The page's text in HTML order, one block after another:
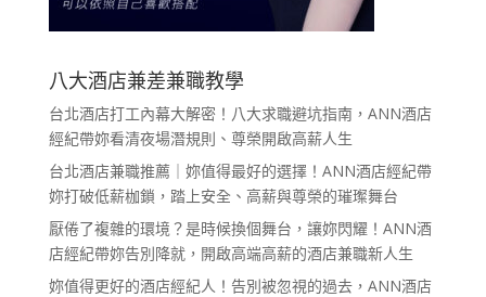
八大酒店兼差兼職教學
台北酒店打工內幕大解密！八大求職避坑指南，ANN酒店
經紀帶妳看清夜場潛規則、尊榮開啟高薪人生
台北酒店兼職推薦｜妳值得最好的選擇！ANN酒店經紀帶
妳打破低薪枷鎖，踏上安全、高薪與尊榮的璀璨舞台
厭倦了複雜的環境？是時候換個舞台，讓妳閃耀！ANN酒
店經紀帶妳告別降就，開啟高端高薪的酒店兼職新人生
妳值得更好的酒店經紀人！告別被忽視的過去，ANN酒店